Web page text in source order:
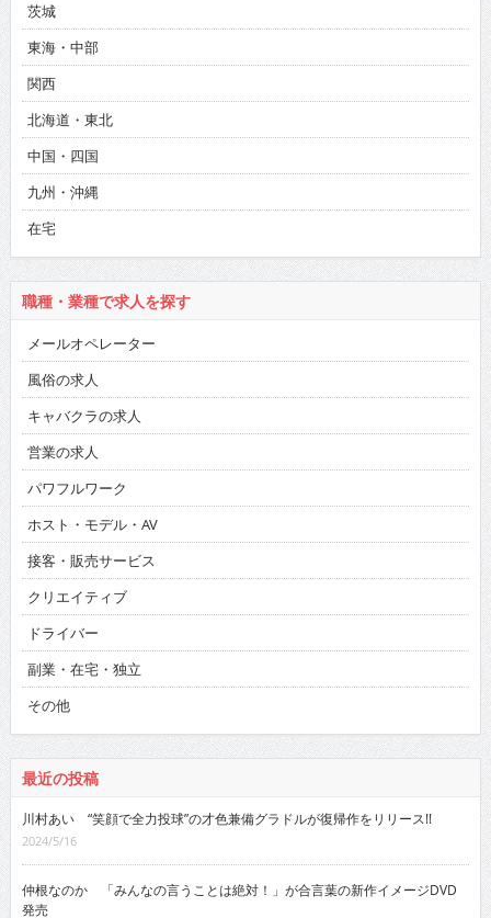
茨城
東海・中部
関西
北海道・東北
中国・四国
九州・沖縄
在宅
職種・業種で求人を探す
メールオペレーター
風俗の求人
キャバクラの求人
営業の求人
パワフルワーク
ホスト・モデル・AV
接客・販売サービス
クリエイティブ
ドライバー
副業・在宅・独立
その他
最近の投稿
川村あい “笑顔で全力投球”の才色兼備グラドルが復帰作をリリース!!
2024/5/16
仲根なのか 「みんなの言うことは絶対！」が合言葉の新作イメージDVD
発売